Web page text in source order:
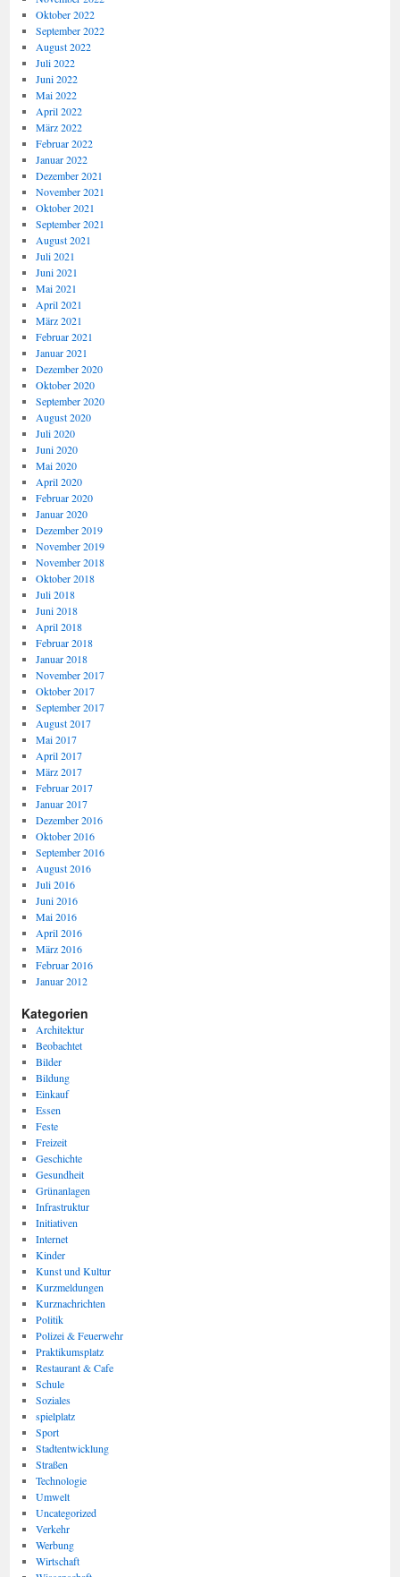
Oktober 2022
September 2022
August 2022
Juli 2022
Juni 2022
Mai 2022
April 2022
März 2022
Februar 2022
Januar 2022
Dezember 2021
November 2021
Oktober 2021
September 2021
August 2021
Juli 2021
Juni 2021
Mai 2021
April 2021
März 2021
Februar 2021
Januar 2021
Dezember 2020
Oktober 2020
September 2020
August 2020
Juli 2020
Juni 2020
Mai 2020
April 2020
Februar 2020
Januar 2020
Dezember 2019
November 2019
November 2018
Oktober 2018
Juli 2018
Juni 2018
April 2018
Februar 2018
Januar 2018
November 2017
Oktober 2017
September 2017
August 2017
Mai 2017
April 2017
März 2017
Februar 2017
Januar 2017
Dezember 2016
Oktober 2016
September 2016
August 2016
Juli 2016
Juni 2016
Mai 2016
April 2016
März 2016
Februar 2016
Januar 2012
Kategorien
Architektur
Beobachtet
Bilder
Bildung
Einkauf
Essen
Feste
Freizeit
Geschichte
Gesundheit
Grünanlagen
Infrastruktur
Initiativen
Internet
Kinder
Kunst und Kultur
Kurzmeldungen
Kurznachrichten
Politik
Polizei & Feuerwehr
Praktikumsplatz
Restaurant & Cafe
Schule
Soziales
spielplatz
Sport
Stadtentwicklung
Straßen
Technologie
Umwelt
Uncategorized
Verkehr
Werbung
Wirtschaft